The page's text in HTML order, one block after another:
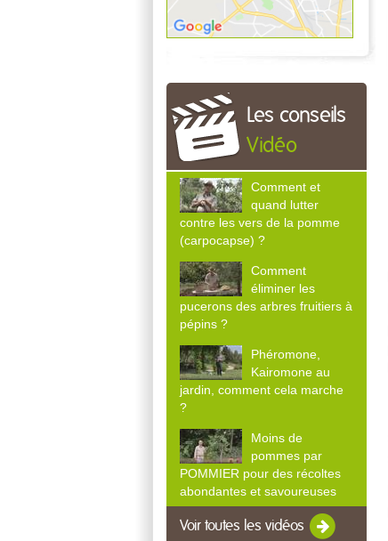
Les conseils
Vidéo
Comment et
quand lutter
contre les vers de la pomme
(carpocapse) ?
Comment
éliminer les
pucerons des arbres fruitiers à
pépins ?
Phéromone,
Kairomone au
jardin, comment cela marche
?
Moins de
pommes par
POMMIER pour des récoltes
abondantes et savoureuses
Voir toutes les vidéos